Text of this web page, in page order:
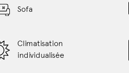
Sofa
Climatisation
individualisée